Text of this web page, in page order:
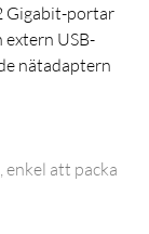
Gigabit-portar
extern USB-
nätadaptern
att packa